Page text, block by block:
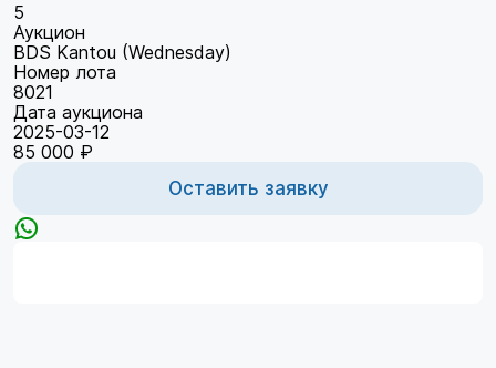
5
Аукцион
BDS Kantou (Wednesday)
Номер лота
8021
Дата аукциона
2025-03-12
85 000 ₽
Оставить заявку